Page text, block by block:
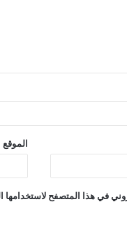
الموقع
في هذا المتصفح لاستخدامها